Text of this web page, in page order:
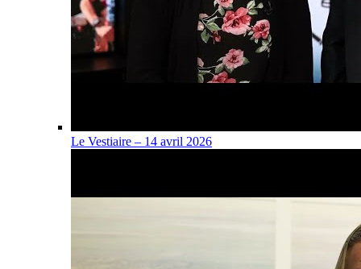
Le Vestiaire – 14 avril 2026